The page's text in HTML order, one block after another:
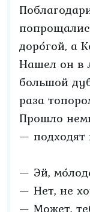
доро́гой, а
Нашел он в
большой
раза
Прошло
—
— Эй,
— Нет, не
— Может,